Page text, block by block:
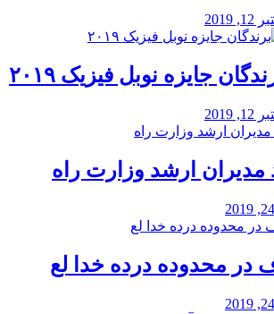
2019
جایزه نوبل فیزیک ۲۰۱۹
2019
مدیران ارشد وزارت راه
در محدوده درده خدا لع